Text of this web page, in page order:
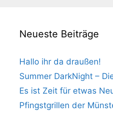
Neueste Beiträge
Hallo ihr da draußen!
Summer DarkNight –
Es ist Zeit für etwas
Pfingstgrillen der